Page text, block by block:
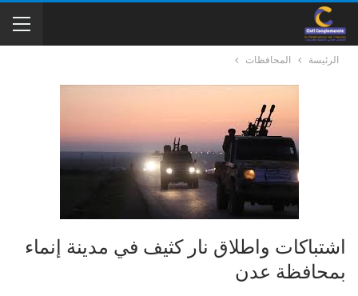
الرئيسة المحافظات
اشتباكات واطلاق نار كثيف في مدينة إنماء
بمحافظة عدن